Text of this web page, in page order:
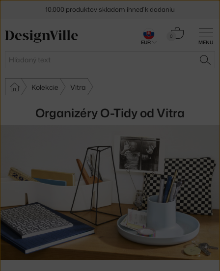
MENU
Hľadať
0
Košík
Kolekcie Vitra
Organizéry O-Tidy od Vitra
10.000 produktov skladom ihneď k dodaniu
30 dní na vrátenie tovaru
EUR